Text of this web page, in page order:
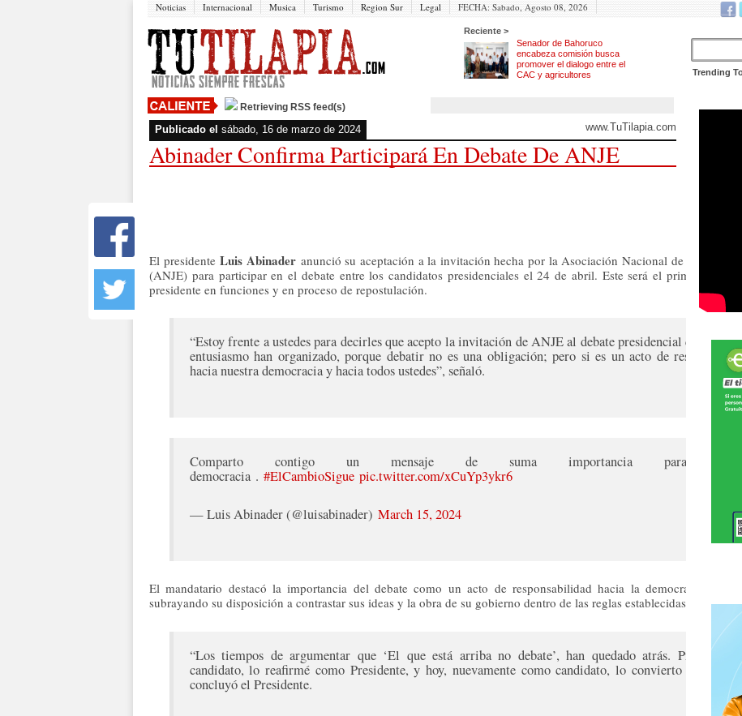
Noticias Internacional Musica Turismo Region Sur Legal FECHA: Sabado, Agosto 08, 2026
Reciente >
Senador de Bahoruco
encabeza comisión busca
promover el dialogo entre el
CAC y agricultores
Trending
Retrieving RSS feed(s)
Publicado el sábado, 16 de marzo de 2024 www.TuTilapia.com
Abinader Confirma Participará En Debate De ANJE
El presidenteLuis Abinaderanunció su aceptación a la invitación hecha por la Asociación Nacional de Jóvenes
(ANJE) para participar en el debate entre los candidatos presidenciales el 24 de abril. Este será el primero al que
presidente en funciones y en proceso de repostulación.
“Estoy frente a ustedes para decirles que acepto la invitación de ANJE al debate presidencial que con
entusiasmo han organizado, porque debatir no es una obligación; pero si es un acto de
hacia nuestra democracia y hacia todos ustedes”, señaló.
Comparto contigo un mensaje de suma importancia para
democracia . #ElCambioSigue pic.twitter.com/xCuYp3ykr6
— Luis Abinader (@luisabinader) March 15, 2024
El mandatario destacó la importancia del debate como un acto de responsabilidad hacia la democracia y el
subrayando su disposición a contrastar sus ideas y la obra de su gobierno dentro de las reglas establecidas por ANJE.
“Los tiempos de argumentar que ‘El que está arriba no debate’, han quedado atrás. Prometí
candidato, lo reafirmé como Presidente, y hoy, nuevamente como candidato, lo convierto en
concluyó el Presidente.